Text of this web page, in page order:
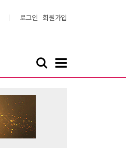
로그인 회원가입